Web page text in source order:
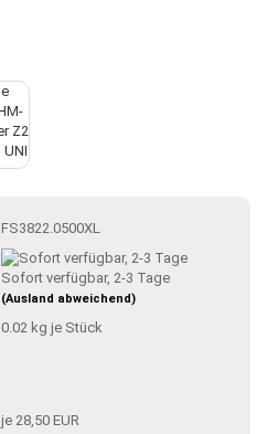
FS3822.0500XL
Sofort verfügbar, 2-3 Tage
(Ausland abweichend)
0.02kg je Stück
je 28,50 EUR